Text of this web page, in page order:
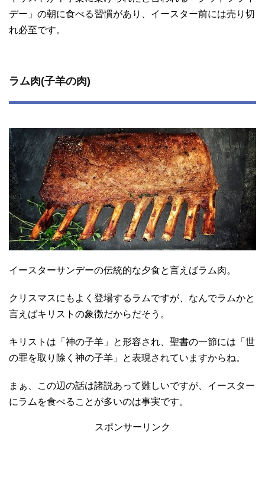
デー」の朝に食べる習慣があり、イースター前には売り切
れ必至です。
ラム肉(子羊の肉)
イースターサンデーの伝統的な夕食と言えばラム肉。
クリスマスにもよく登場するラムですが、なんでラムかと
言えばキリストの象徴だからだそう。
キリストは「神の子羊」と形容され、聖書の一節には「世
の罪を取り除く神の子羊」と表現されていますからね。
まぁ、この辺の話は諸説あって難しいですが、イースター
にラムを食べることが多いのは事実です。
スポンサーリンク